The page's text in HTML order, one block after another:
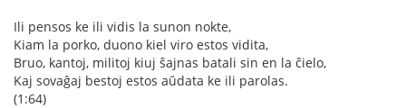
Ili pensos ke ili vidis la sunon nokte,
Kiam la porko, duono kiel viro estos vidita,
Bruo, kantoj, militoj kiuj ŝajnas batali sin en la ĉielo,
Kaj sovaĝaj bestoj estos aŭdata ke ili parolas.
(1:64)